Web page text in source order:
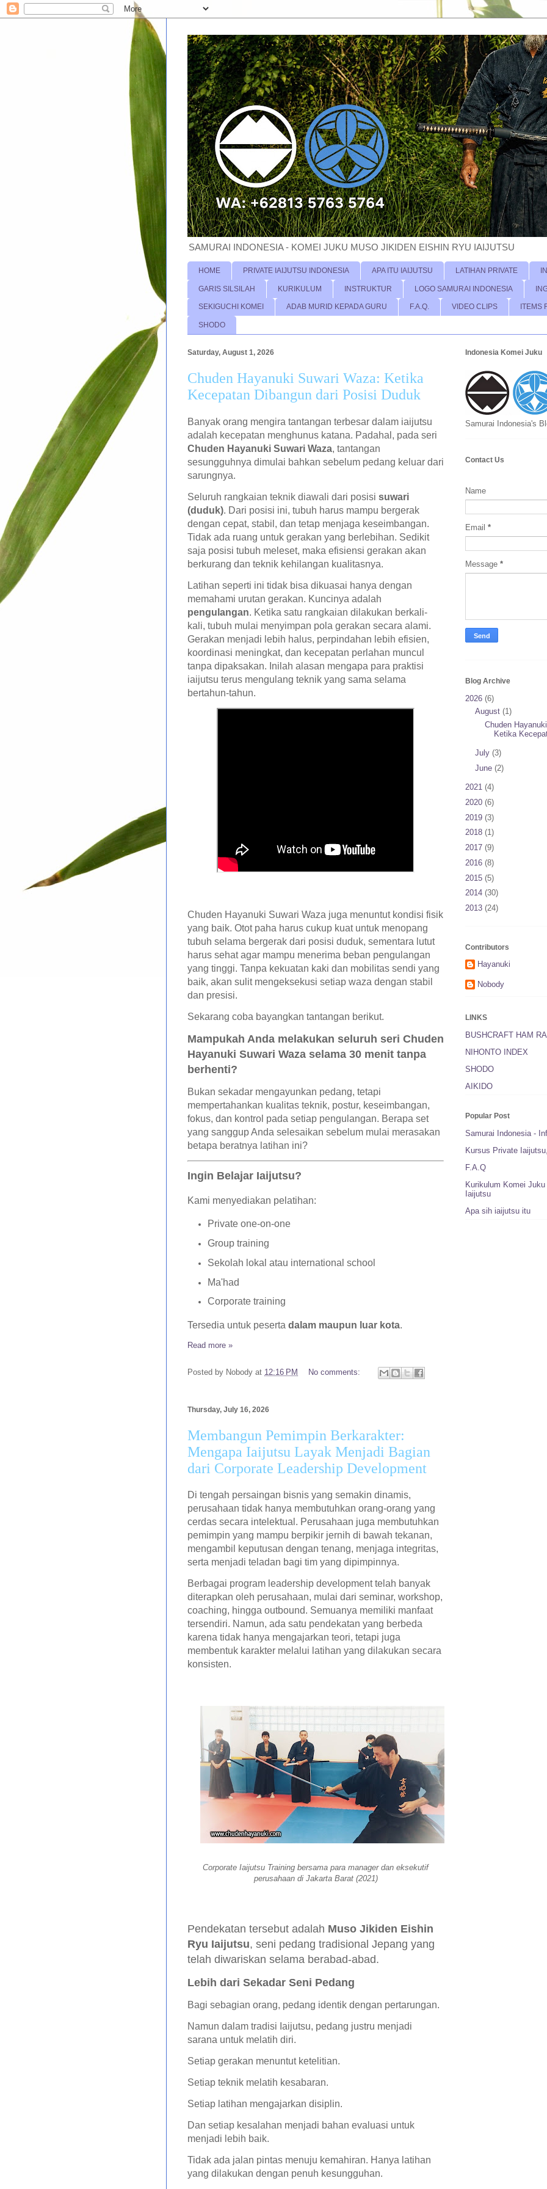
SAMURAI INDONESIA - KOMEI JUKU MUSO JIKIDEN EISHIN RYU IAIJUTSU
HOME PRIVATE IAIJUTSU INDONESIA APA ITU IAIJUTSU LATIHAN PRIVATE
GARIS SILSILAH KURIKULUM INSTRUKTUR LOGO SAMURAI INDONESIA
SEKIGUCHI KOMEI ADAB MURID KEPADA GURU F.A.Q. VIDEO CLIPS ITEMS
SHODO
Saturday, August 1, 2026
Chuden Hayanuki Suwari Waza: Ketika
Kecepatan Dibangun dari Posisi Duduk
Banyak orang mengira tantangan terbesar dalam iaijutsu
adalah kecepatan menghunus katana. Padahal, pada seri
Chuden Hayanuki Suwari Waza, tantangan
sesungguhnya dimulai bahkan sebelum pedang keluar dari
sarungnya.
Seluruh rangkaian teknik diawali dari posisi suwari
(duduk). Dari posisi ini, tubuh harus mampu bergerak
dengan cepat, stabil, dan tetap menjaga keseimbangan.
Tidak ada ruang untuk gerakan yang berlebihan. Sedikit
saja posisi tubuh meleset, maka efisiensi gerakan akan
berkurang dan teknik kehilangan kualitasnya.
Latihan seperti ini tidak bisa dikuasai hanya dengan
memahami urutan gerakan. Kuncinya adalah
pengulangan. Ketika satu rangkaian dilakukan berkali-
kali, tubuh mulai menyimpan pola gerakan secara alami.
Gerakan menjadi lebih halus, perpindahan lebih efisien,
koordinasi meningkat, dan kecepatan perlahan muncul
tanpa dipaksakan. Inilah alasan mengapa para praktisi
iaijutsu terus mengulang teknik yang sama selama
bertahun-tahun.
Chuden Hayanuki Suwari Waza juga menuntut kondisi fisik
yang baik. Otot paha harus cukup kuat untuk menopang
tubuh selama bergerak dari posisi duduk, sementara lutut
harus sehat agar mampu menerima beban pengulangan
yang tinggi. Tanpa kekuatan kaki dan mobilitas sendi yang
baik, akan sulit mengeksekusi setiap waza dengan stabil
dan presisi.
Sekarang coba bayangkan tantangan berikut.
Mampukah Anda melakukan seluruh seri Chuden
Hayanuki Suwari Waza selama 30 menit tanpa
berhenti?
Bukan sekadar mengayunkan pedang, tetapi
mempertahankan kualitas teknik, postur, keseimbangan,
fokus, dan kontrol pada setiap pengulangan. Berapa set
yang sanggup Anda selesaikan sebelum mulai merasakan
betapa beratnya latihan ini?
Ingin Belajar Iaijutsu?
Kami menyediakan pelatihan:
Private one-on-one
Group training
Sekolah lokal atau international school
Ma'had
Corporate training
Tersedia untuk peserta dalam maupun luar kota.
Read more »
Posted by Nobody at 12:16 PM No comments:
Thursday, July 16, 2026
Membangun Pemimpin Berkarakter:
Mengapa Iaijutsu Layak Menjadi Bagian
dari Corporate Leadership Development
Di tengah persaingan bisnis yang semakin dinamis,
perusahaan tidak hanya membutuhkan orang-orang yang
cerdas secara intelektual. Perusahaan juga membutuhkan
pemimpin yang mampu berpikir jernih di bawah tekanan,
mengambil keputusan dengan tenang, menjaga integritas,
serta menjadi teladan bagi tim yang dipimpinnya.
Berbagai program leadership development telah banyak
diterapkan oleh perusahaan, mulai dari seminar, workshop,
coaching, hingga outbound. Semuanya memiliki manfaat
tersendiri. Namun, ada satu pendekatan yang berbeda
karena tidak hanya mengajarkan teori, tetapi juga
membentuk karakter melalui latihan yang dilakukan secara
konsisten.
Corporate Iaijutsu Training bersama para manager dan eksekutif
perusahaan di Jakarta Barat (2021)
Pendekatan tersebut adalah Muso Jikiden Eishin
Ryu Iaijutsu, seni pedang tradisional Jepang yang
telah diwariskan selama berabad-abad.
Lebih dari Sekadar Seni Pedang
Bagi sebagian orang, pedang identik dengan pertarungan.
Namun dalam tradisi Iaijutsu, pedang justru menjadi
sarana untuk melatih diri.
Setiap gerakan menuntut ketelitian.
Setiap teknik melatih kesabaran.
Setiap latihan mengajarkan disiplin.
Dan setiap kesalahan menjadi bahan evaluasi untuk
menjadi lebih baik.
Tidak ada jalan pintas menuju kemahiran. Hanya latihan
yang dilakukan dengan penuh kesungguhan.
Indonesia Komei Juku
Samurai Indonesia's
Contact Us
Name
Email *
Message *
Blog Archive
2026 (6)
August (1)
Chuden
Ketika
July (3)
June (2)
2021 (4)
2020 (6)
2019 (3)
2018 (1)
2017 (9)
2016 (8)
2015 (5)
2014 (30)
2013 (24)
Contributors
Hayanuki
Nobody
LINKS
BUSHCRAFT HAM
NIHONTO INDEX
SHODO
AIKIDO
Popular Post
Samurai Indonesia -
Kursus Private
F.A.Q
Kurikulum Komei
Iaijutsu
Apa sih iaijutsu itu